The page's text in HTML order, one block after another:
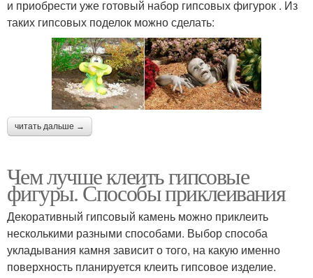
и приобрести уже готовый набор гипсовых фигурок . Из
таких гипсовых поделок можно сделать:
читать дальше →
Чем лучше клеить гипсовые
фигуры. Способы приклеивания
Декоративный гипсовый камень можно приклеить
несколькими разными способами. Выбор способа
укладывания камня зависит о того, на какую именно
поверхность планируется клеить гипсовое изделие.